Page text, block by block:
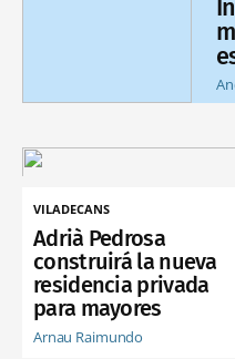
VILADECANS
Adrià Pedrosa
construirá la nueva
residencia privada
para mayores
Arnau Raimundo